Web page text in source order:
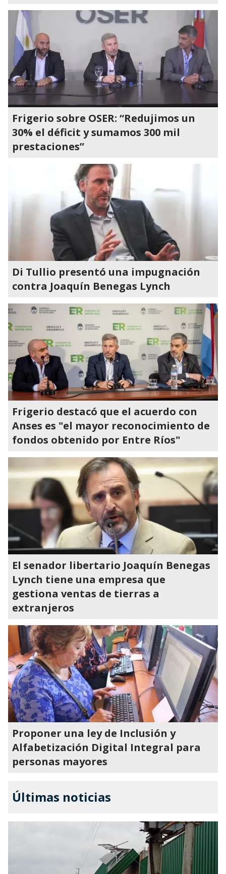
Frigerio sobre OSER: “Redujimos un
30% el déficit y sumamos 300 mil
prestaciones”
Di Tullio presentó una impugnación
contra Joaquín Benegas Lynch
Frigerio destacó que el acuerdo con
Anses es "el mayor reconocimiento de
fondos obtenido por Entre Ríos"
El senador libertario Joaquín Benegas
Lynch tiene una empresa que
gestiona ventas de tierras a
extranjeros
Proponer una ley de Inclusión y
Alfabetización Digital Integral para
personas mayores
Últimas noticias